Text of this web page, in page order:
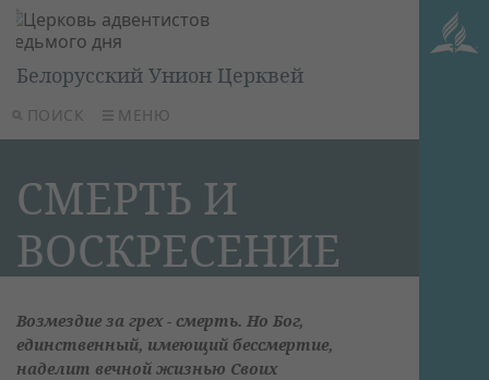
ПОИСК МЕНЮ
Белорусский Унион Церквей
СМЕРТЬ И
ВОСКРЕСЕНИЕ
Возмездие за грех - смерть. Но Бог,
единственный, имеющий бессмертие,
наделит вечной жизнью Своих